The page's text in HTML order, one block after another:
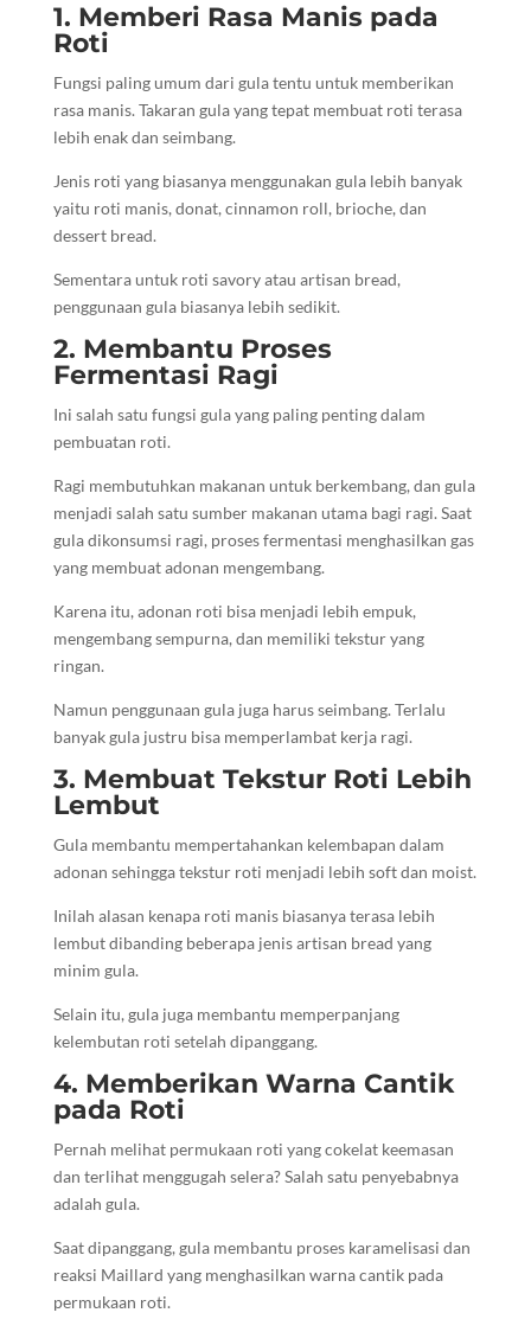
1. Memberi Rasa Manis pada
Roti
Fungsi paling umum dari gula tentu untuk memberikan
rasa manis. Takaran gula yang tepat membuat roti terasa
lebih enak dan seimbang.
Jenis roti yang biasanya menggunakan gula lebih banyak
yaitu roti manis, donat, cinnamon roll, brioche, dan
dessert bread.
Sementara untuk roti savory atau artisan bread,
penggunaan gula biasanya lebih sedikit.
2. Membantu Proses
Fermentasi Ragi
Ini salah satu fungsi gula yang paling penting dalam
pembuatan roti.
Ragi membutuhkan makanan untuk berkembang, dan gula
menjadi salah satu sumber makanan utama bagi ragi. Saat
gula dikonsumsi ragi, proses fermentasi menghasilkan gas
yang membuat adonan mengembang.
Karena itu, adonan roti bisa menjadi lebih empuk,
mengembang sempurna, dan memiliki tekstur yang
ringan.
Namun penggunaan gula juga harus seimbang. Terlalu
banyak gula justru bisa memperlambat kerja ragi.
3. Membuat Tekstur Roti Lebih
Lembut
Gula membantu mempertahankan kelembapan dalam
adonan sehingga tekstur roti menjadi lebih soft dan moist.
Inilah alasan kenapa roti manis biasanya terasa lebih
lembut dibanding beberapa jenis artisan bread yang
minim gula.
Selain itu, gula juga membantu memperpanjang
kelembutan roti setelah dipanggang.
4. Memberikan Warna Cantik
pada Roti
Pernah melihat permukaan roti yang cokelat keemasan
dan terlihat menggugah selera? Salah satu penyebabnya
adalah gula.
Saat dipanggang, gula membantu proses karamelisasi dan
reaksi Maillard yang menghasilkan warna cantik pada
permukaan roti.